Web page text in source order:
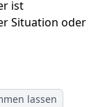
ist
Situation oder
lassen